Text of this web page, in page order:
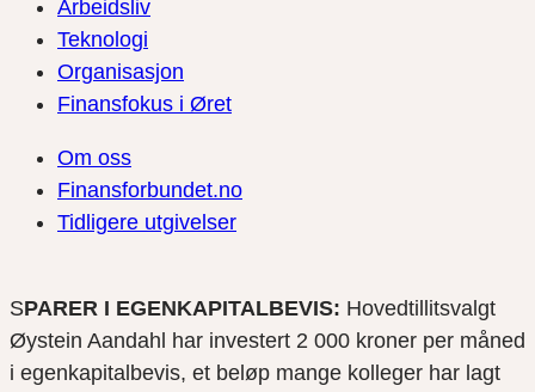
Arbeidsliv
Teknologi
Organisasjon
Finansfokus i Øret
Om oss
Finansforbundet.no
Tidligere utgivelser
SPARER I EGENKAPITALBEVIS: Hovedtillitsvalgt
Øystein Aandahl har investert 2 000 kroner per måned
i egenkapitalbevis, et beløp mange kolleger har lagt